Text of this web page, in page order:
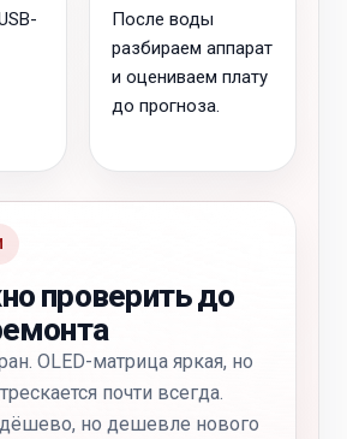
После воды
разбираем аппарат
и оцениваем плату
до прогноза.
проверить до
OLED-матрица яркая, но
почти всегда.
но дешевле нового